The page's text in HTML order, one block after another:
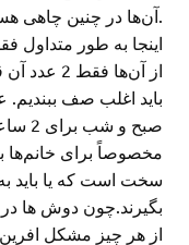
آن‌ها در چنین چاهی هستند، در این کمپ، مانند یک زندانی.
از آن‌ها
باید اغلب صف ببندیم.
صبح
مخصوصاً برای خانم‌ها
سخت است که یا باید
بگیرند.چون دوش ها
از هر چیز مشکل